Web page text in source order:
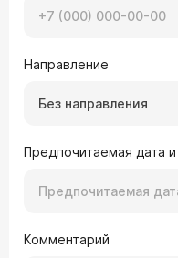
Направление
Без направления
Предпочитаемая дата
Комментарий